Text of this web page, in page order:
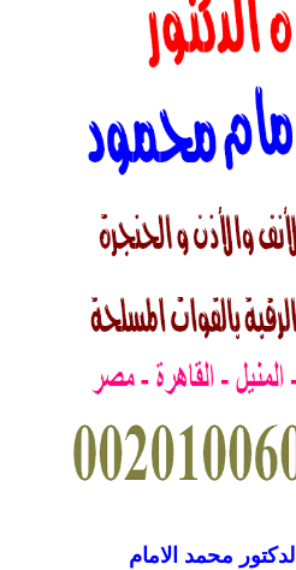
محمد الامام